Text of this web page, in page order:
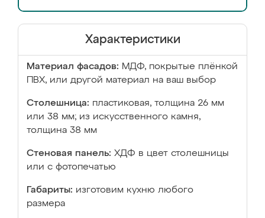
Характеристики
Материал фасадов: МДФ, покрытые плёнкой
ПВХ, или другой материал на ваш выбор
Столешница: пластиковая, толщина 26 мм
или 38 мм; из искусственного камня,
толщина 38 мм
Стеновая панель: ХДФ в цвет столешницы
или с фотопечатью
Габариты: изготовим кухню любого
размера